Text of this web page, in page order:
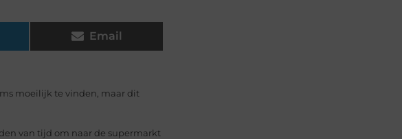
Email
moeilijk te vinden, maar dit
van tijd om naar de supermarkt